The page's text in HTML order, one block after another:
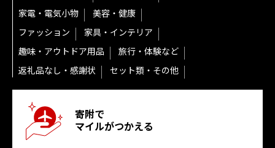
家電・電気小物
美容・健康
ファッション
家具・インテリア
趣味・アウトドア用品
旅行・体験など
返礼品なし・感謝状
セット類・その他
寄附で
マイルがつかえる